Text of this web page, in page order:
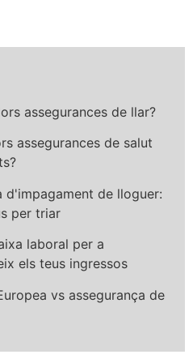
assegurances de llar?
assegurances de salut
d'impagament de lloguer:
per triar
laboral per a
els teus ingressos
vs assegurança de